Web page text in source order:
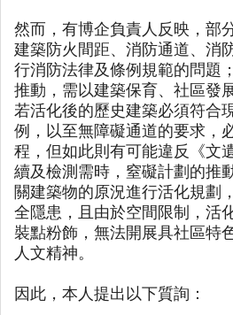
然而，有博企負責人反映，部
建築防火間距、消防通道、消
行消防法律及條例規範的問題
推動，需以建築保育、社區發
若活化後的歷史建築必須符合
例，以至無障礙通道的要求，
程，但如此則有可能違反《文
續及檢測需時，窒礙計劃的推
關建築物的原況進行活化規劃
全隱患，且由於空間限制，活
裝點粉飾，無法開展具社區特
人文精神。
因此，本人提出以下質詢：